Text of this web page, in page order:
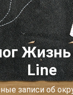
Жизнь
Line
записи об